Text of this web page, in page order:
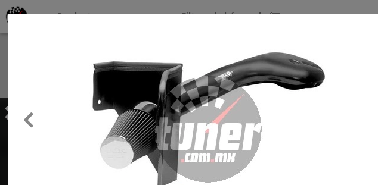
Clients
Productos por marcas Filtros de búsqueda
Previous